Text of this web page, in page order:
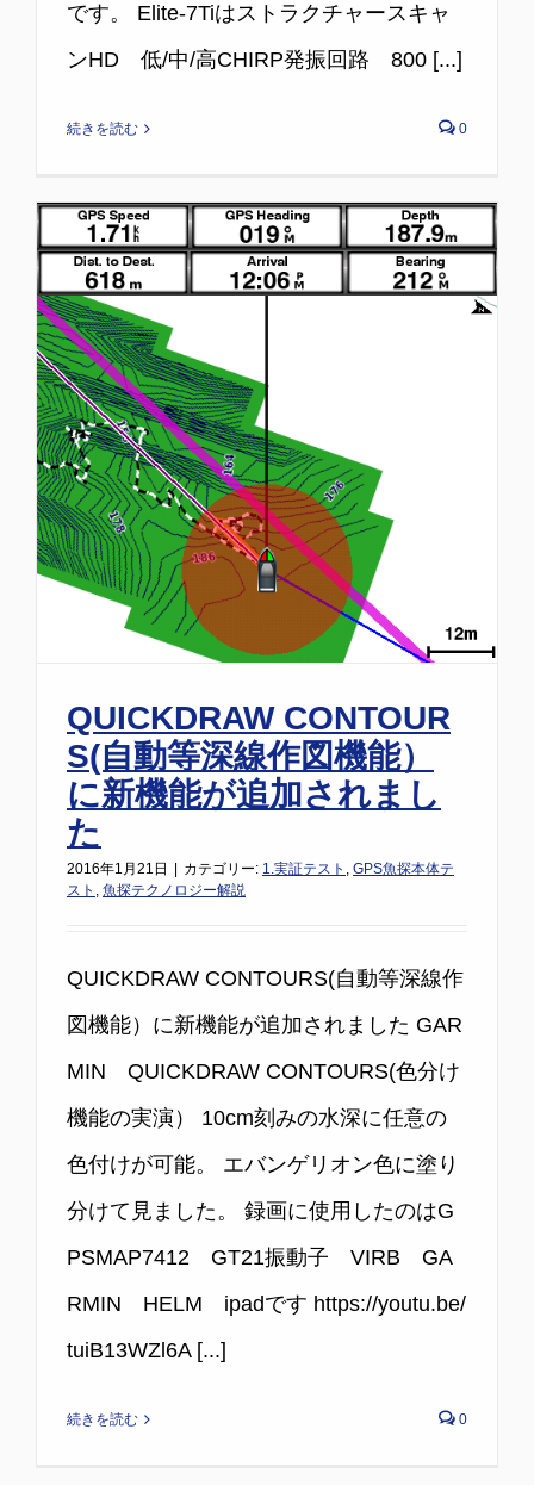
です。 Elite-7Tiはストラクチャースキャ
ンHD 低/中/高CHIRP発振回路 800 [...]
続きを読む 0
QUICKDRAW CONTOUR
S(自動等深線作図機能）
に新機能が追加されまし
た
2016年1月21日 カテゴリー: 1.実証テスト , GPS魚探本体テ
スト , 魚探テクノロジー解説
QUICKDRAW CONTOURS(自動等深線作
図機能）に新機能が追加されました GAR
MIN QUICKDRAW CONTOURS(色分け
機能の実演） 10cm刻みの水深に任意の
色付けが可能。 エバンゲリオン色に塗り
分けて見ました。 録画に使用したのはG
PSMAP7412 GT21振動子 VIRB GA
RMIN HELM ipadです https://youtu.be/
tuiB13WZl6A [...]
続きを読む 0